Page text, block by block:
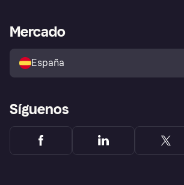
Directorio de tiendas
Política de protección al
comprador de Klarna
Reclamaciones
Acceso empresas
Mercado
España
Síguenos